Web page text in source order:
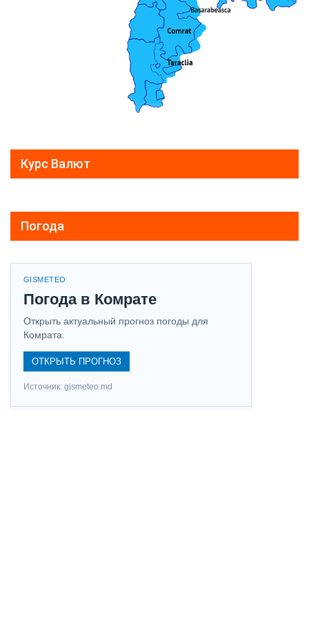
Курс Валют
Погода
GISMETEO
Погода в Комрате
Открыть актуальный прогноз погоды для
Комрата.
ОТКРЫТЬ ПРОГНОЗ
Источник: gismeteo.md